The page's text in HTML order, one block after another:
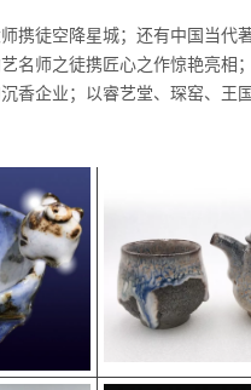
携徒空降星城；还有中国当
名师之徒携匠心之作惊艳亮
香企业；以睿艺堂、琛窑、